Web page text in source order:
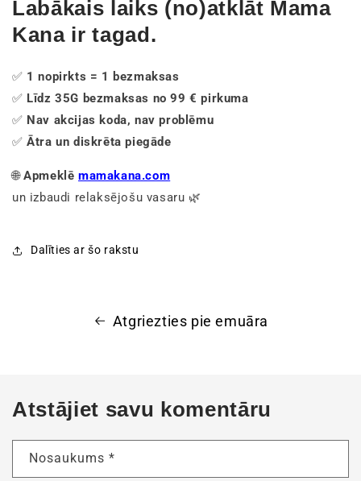
Labākais laiks (no)atklāt Mama
Kana ir tagad.
✅ 1 nopirkts = 1 bezmaksas
✅ Līdz 35G bezmaksas no 99 € pirkuma
✅ Nav akcijas koda, nav problēmu
✅Ātra un diskrēta piegāde
🌐Apmeklēmamakana.com
un izbaudi relaksējošu vasaru 🌿
Dalīties ar šo rakstu
Atgriezties pie emuāra
Atstājiet savu komentāru
Nosaukums *